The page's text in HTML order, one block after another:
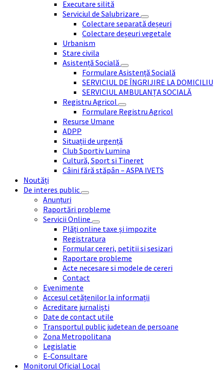
Executare silită
Serviciul de Salubrizare
Colectare separată deșeuri
Colectare deșeuri vegetale
Urbanism
Stare civila
Asistență Socială
Formulare Asistență Socială
SERVICIUL DE ÎNGRIJIRE LA DOMICILIU
SERVICIUL AMBULANȚA SOCIALĂ
Registru Agricol
Formulare Registru Agricol
Resurse Umane
ADPP
Situații de urgență
Club Sportiv Lumina
Cultură, Sport si Tineret
Câini fără stăpân – ASPA IVETS
Noutăți
De interes public
Anunțuri
Raportări probleme
Servicii Online
Plăți online taxe și impozite
Registratura
Formular cereri, petitii si sesizari
Raportare probleme
Acte necesare si modele de cereri
Contact
Evenimente
Accesul cetățenilor la informații
Acreditare jurnaliști
Date de contact utile
Transportul public judetean de persoane
Zona Metropolitana
Legislatie
E-Consultare
Monitorul Oficial Local